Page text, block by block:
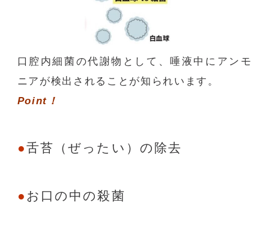
口腔内細菌の代謝物として、唾液中にアンモ
ニアが検出されることが知られいます。
Point！
舌苔（ぜったい）の除去
お口の中の殺菌